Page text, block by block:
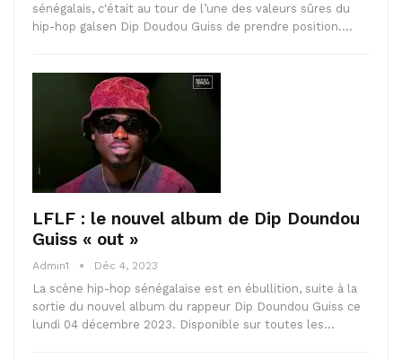
sénégalais, c'était au tour de l’une des valeurs sûres du
hip-hop galsen Dip Doudou Guiss de prendre position.…
LFLF : le nouvel album de Dip Doundou
Guiss « out »
Admin1 Déc 4, 2023
La scène hip-hop sénégalaise est en ébullition, suite à la
sortie du nouvel album du rappeur Dip Doundou Guiss ce
lundi 04 décembre 2023. Disponible sur toutes les…